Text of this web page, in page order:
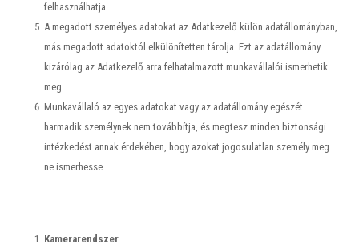
felhasználhatja.
A megadott személyes adatokat az Adatkezelő külön adatállományban,
más megadott adatoktól elkülönítetten tárolja. Ezt az adatállomány
kizárólag az Adatkezelő arra felhatalmazott munkavállalói ismerhetik
meg.
Munkavállaló az egyes adatokat vagy az adatállomány egészét
harmadik személynek nem továbbítja, és megtesz minden biztonsági
intézkedést annak érdekében, hogy azokat jogosulatlan személy meg
ne ismerhesse.
Kamerarendszer